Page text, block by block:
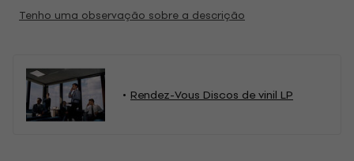
Tenho uma observação sobre a descrição
Rendez-Vous Discos de vinil LP